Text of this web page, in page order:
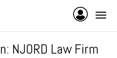
NJORD Law Firm